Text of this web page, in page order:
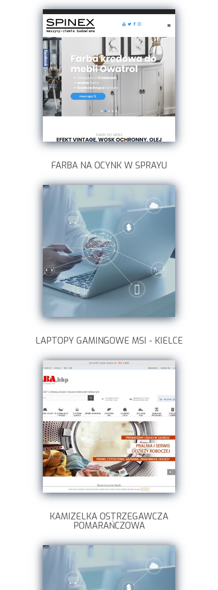
FARBA NA OCYNK W SPRAYU
LAPTOPY GAMINGOWE MSI - KIELCE
KAMIZELKA OSTRZEGAWCZA
POMARAŃCZOWA